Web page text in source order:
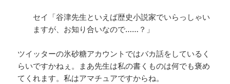
セイ「谷津先生といえば歴史小説家でいらっしゃい
ますが、お知り合いなので……？」
ツイッターの氷砂糖アカウントではバカ話をしているく
らいですかねぇ。まあ先生は私の書くものは何でも褒め
てくれます。私はアマチュアですからね。